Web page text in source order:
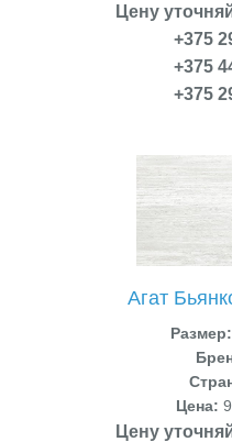
Цену
+375
+375
+375
Агат
Размер:
Цена:
Цену